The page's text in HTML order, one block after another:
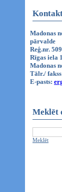
Madonas
pārvalde
Reģ.nr.
Rīgas iela
Madonas
Tālr./
E-pasts:
Meklēt
Meklēt